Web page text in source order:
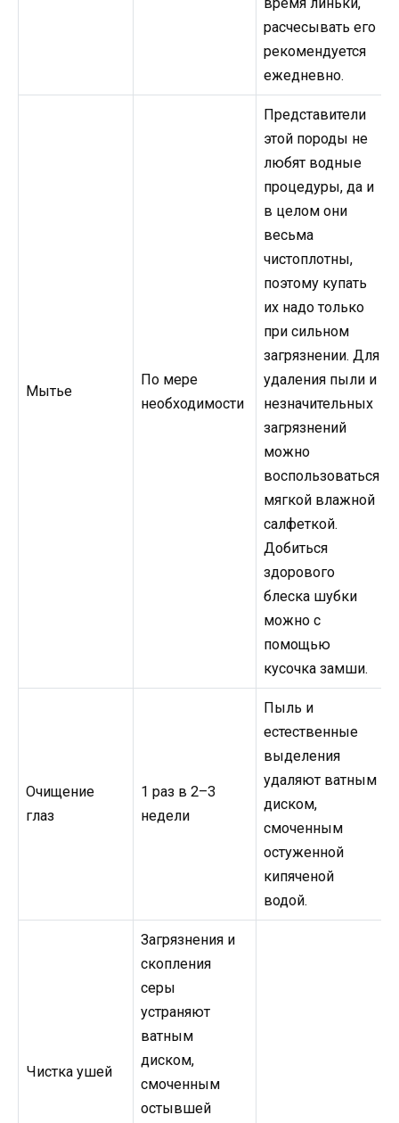
расчесывать его
рекомендуется
ежедневно.
Мытье
По мере
необходимости
Представители
этой породы не
любят водные
процедуры, да и
в целом они
весьма
чистоплотны,
поэтому купать
их надо только
при сильном
загрязнении. Для
удаления пыли и
незначительных
загрязнений
можно
воспользоваться
мягкой влажной
салфеткой.
Добиться
здорового
блеска шубки
можно с
помощью
кусочка замши.
Очищение
глаз
1 раз в 2–3
недели
Пыль и
естественные
выделения
удаляют ватным
диском,
смоченным
остуженной
кипяченой
водой.
Чистка ушей
Загрязнения и
скопления
серы
устраняют
ватным
диском,
смоченным
остывшей